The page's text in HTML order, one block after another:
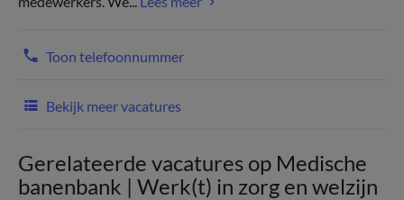
Toon telefoonnummer
Bekijk meer vacatures
Gerelateerde vacatures op Medische
banenbank | Werk(t) in zorg en welzijn